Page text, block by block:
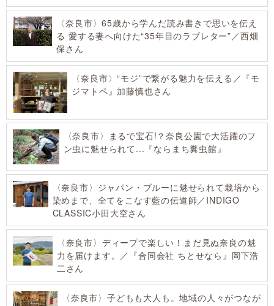
〈奈良市〉65歳から学んだ読み書きで思いを伝え
る 愛する妻へ向けた“35年目のラブレター”／西畑
保さん
〈奈良市〉“モジ”で繋がる魅力を伝える／『モ
ジマトペ』加藤慎也さん
〈奈良市〉まるで宝石!？奈良公園で大活躍のフ
ン虫に魅せられて...『ならまち糞虫館』
〈奈良市〉ジャパン・ブルーに魅せられて栽培から
染めまで、全てをこなす藍の伝道師／INDIGO
CLASSIC小田大空さん
〈奈良市〉ディープで楽しい！まだ見ぬ奈良の魅
力を届けます。／『合同会社 ちとせなら』岡下浩
二さん
〈奈良市〉子どもも大人も。地域の人々がつなが